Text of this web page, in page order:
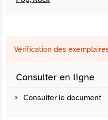
Vérification des
Consulter en ligne
Consulter le document